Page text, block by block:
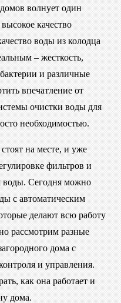
волнует один
качество
воды из колодца
– жесткость,
и различные
впечатление от
очистки воды для
необходимостью.
на месте, и уже
фильтров и
воды. Сегодня можно
с автоматическим
делают всю работу
рассмотрим разные
дома с
и управления.
как она работает и
дома.